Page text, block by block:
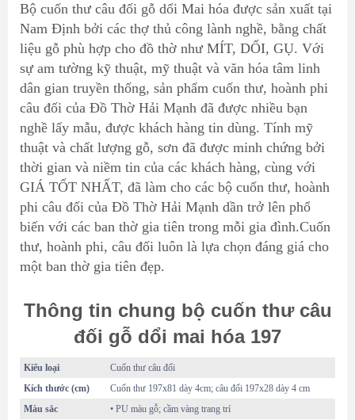
Bộ cuốn thư câu đối gỗ dổi Mai hóa được sản xuất tại
Nam Định bởi các thợ thủ công lành nghề, bằng chất
liệu gỗ phù hợp cho đồ thờ như MÍT, DỔI, GỤ. Với
sự am tường kỹ thuật, mỹ thuật và văn hóa tâm linh
dân gian truyền thống, sản phẩm cuốn thư, hoành phi
câu đối của Đồ Thờ Hải Mạnh đã được nhiều bạn
nghề lấy mẫu, được khách hàng tin dùng. Tính mỹ
thuật và chất lượng gỗ, sơn đã được minh chứng bởi
thời gian và niềm tin của các khách hàng, cùng với
GIÁ TỐT NHẤT, đã làm cho các bộ cuốn thư, hoành
phi câu đối của Đồ Thờ Hải Mạnh dần trở lên phổ
biến với các ban thờ gia tiên trong mỗi gia đình.Cuốn
thư, hoành phi, câu đối luôn là lựa chọn đáng giá cho
một ban thờ gia tiên đẹp.
Thông tin chung bộ cuốn thư câu
đối gỗ dổi mai hóa 197
Kiểu loại
Cuốn thư câu đối
Kích thước (cm)
Cuốn thư 197x81 dày 4cm; câu đối 197x28 dày 4 cm
Màu sắc
• PU màu gỗ; cầm vàng trang trí